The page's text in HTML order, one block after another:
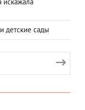
детские сады